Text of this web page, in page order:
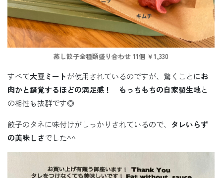
蒸し餃子全種類盛り合わせ 11個 ￥1,330
すべて大豆ミートが使用されているのですが、驚くことにお
肉かと錯覚するほどの満足感！
もっちもちの自家製生地と
の相性も抜群です◎
餃子のタネに味付けがしっかりされているので、 タレいらず
の美味しさでした^^